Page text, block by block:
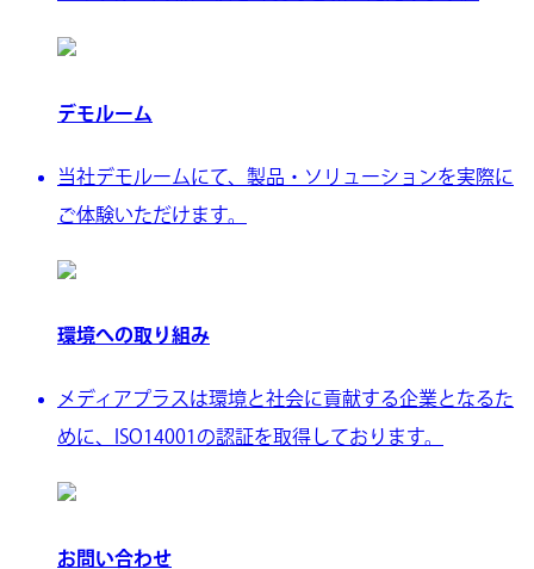
デモルーム
当社デモルームにて、製品・ソリューションを実際に
ご体験いただけます。
環境への取り組み
メディアプラスは環境と社会に貢献する企業となるた
めに、ISO14001の認証を取得しております。
お問い合わせ